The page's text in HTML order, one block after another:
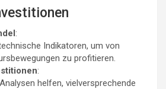
:
Indikatoren, um von
zu profitieren.
:
helfen, vielversprechende